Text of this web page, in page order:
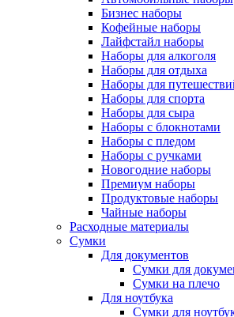
Бизнес наборы
Кофейные наборы
Лайфстайл наборы
Наборы для алкоголя
Наборы для отдыха
Наборы для
Наборы для спорта
Наборы для сыра
Наборы с блокнотами
Наборы с пледом
Наборы с ручками
Новогодние наборы
Премиум наборы
Продуктовые наборы
Чайные наборы
Расходные материалы
Сумки
Для документов
Сумки для
Сумки на плечо
Для ноутбука
Сумки для